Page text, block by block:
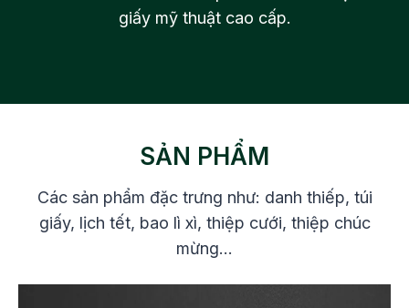
giấy mỹ thuật cao cấp.
SẢN PHẨM
Các sản phẩm đặc trưng như: danh thiếp, túi
giấy, lịch tết, bao lì xì, thiệp cưới, thiệp chúc
mừng…